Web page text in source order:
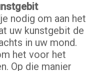
nodig om aan het
uw kunstgebit de
in uw mond.
het voor het
Op die manier